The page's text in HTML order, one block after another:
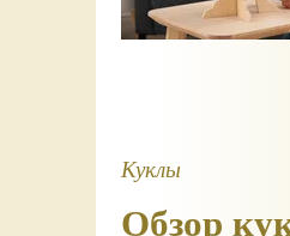
Куклы
Обзор